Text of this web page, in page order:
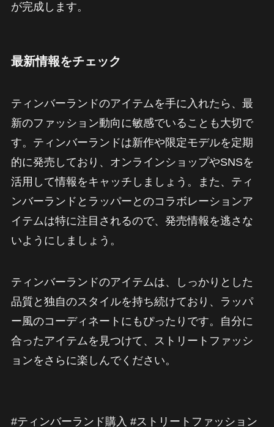
が完成します。
最新情報をチェック
ティンバーランドのアイテムを手に入れたら、最
新のファッション動向に敏感でいることも大切で
す。ティンバーランドは新作や限定モデルを定期
的に発売しており、オンラインショップやSNSを
活用して情報をキャッチしましょう。また、ティ
ンバーランドとラッパーとのコラボレーションア
イテムは特に注目されるので、発売情報を逃さな
いようにしましょう。
ティンバーランドのアイテムは、しっかりとした
品質と独自のスタイルを持ち続けており、ラッパ
ー風のコーディネートにもぴったりです。自分に
合ったアイテムを見つけて、ストリートファッシ
ョンをさらに楽しんでください。
#ティンバーランド購入 #ストリートファッション